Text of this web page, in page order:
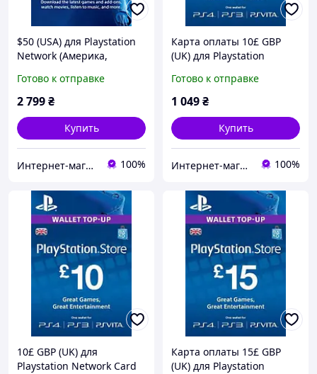
$50 (USA) для Playstation
Network (Америка,
Готово к отправке
2 799₴
Купить
Интернет-магазин "Digital Product" 100%
Карта оплаты 10£ GBP
(UK) для Playstation
Kingdom, PlayStation
Store/PSN)
Готово к отправке
1 049₴
Купить
Интернет-магазин "KeyStoreGame" 100%
10£ GBP (UK) для
Playstation Network Card
Карта оплаты 15£ GBP
(UK) для Playstation